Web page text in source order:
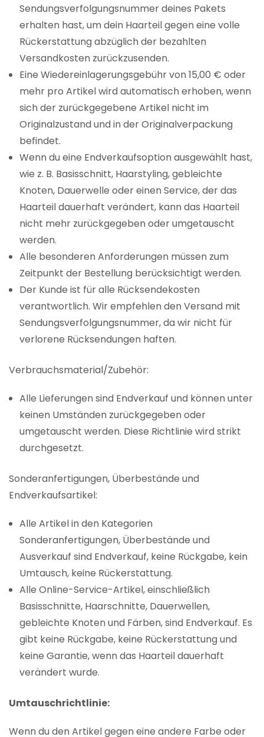
Sendungsverfolgungsnummer deines Pakets
erhalten hast, um dein Haarteil gegen eine volle
Rückerstattung abzüglich der bezahlten
Versandkosten zurückzusenden.
Eine Wiedereinlagerungsgebühr von 15,00 € oder
mehr pro Artikel wird automatisch erhoben, wenn
sich der zurückgegebene Artikel nicht im
Originalzustand und in der Originalverpackung
befindet.
Wenn du eine Endverkaufsoption ausgewählt hast,
wie z. B. Basisschnitt, Haarstyling, gebleichte
Knoten, Dauerwelle oder einen Service, der das
Haarteil dauerhaft verändert, kann das Haarteil
nicht mehr zurückgegeben oder umgetauscht
werden.
Alle besonderen Anforderungen müssen zum
Zeitpunkt der Bestellung berücksichtigt werden.
Der Kunde ist für alle Rücksendekosten
verantwortlich. Wir empfehlen den Versand mit
Sendungsverfolgungsnummer, da wir nicht für
verlorene Rücksendungen haften.
Verbrauchsmaterial/Zubehör:
Alle Lieferungen sind Endverkauf und können unter
keinen Umständen zurückgegeben oder
umgetauscht werden. Diese Richtlinie wird strikt
durchgesetzt.
Sonderanfertigungen, Überbestände und
Endverkaufsartikel:
Alle Artikel in den Kategorien
Sonderanfertigungen, Überbestände und
Ausverkauf sind Endverkauf, keine Rückgabe, kein
Umtausch, keine Rückerstattung.
Alle Online-Service-Artikel, einschließlich
Basisschnitte, Haarschnitte, Dauerwellen,
gebleichte Knoten und Färben, sind Endverkauf. Es
gibt keine Rückgabe, keine Rückerstattung und
keine Garantie, wenn das Haarteil dauerhaft
verändert wurde.
Umtauschrichtlinie:
Wenn du den Artikel gegen eine andere Farbe oder